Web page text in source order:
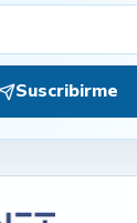
Suscribirme